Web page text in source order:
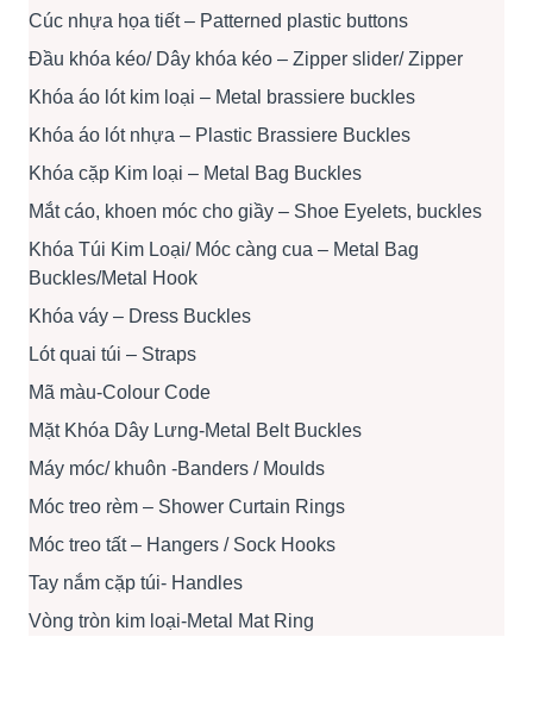
Cúc nhựa họa tiết – Patterned plastic buttons
Đầu khóa kéo/ Dây khóa kéo – Zipper slider/ Zipper
Khóa áo lót kim loại – Metal brassiere buckles
Khóa áo lót nhựa – Plastic Brassiere Buckles
Khóa cặp Kim loại – Metal Bag Buckles
Mắt cáo, khoen móc cho giầy – Shoe Eyelets, buckles
Khóa Túi Kim Loại/ Móc càng cua – Metal Bag
Buckles/Metal Hook
Khóa váy – Dress Buckles
Lót quai túi – Straps
Mã màu-Colour Code
Mặt Khóa Dây Lưng-Metal Belt Buckles
Máy móc/ khuôn -Banders / Moulds
Móc treo rèm – Shower Curtain Rings
Móc treo tất – Hangers / Sock Hooks
Tay nắm cặp túi- Handles
Vòng tròn kim loại-Metal Mat Ring